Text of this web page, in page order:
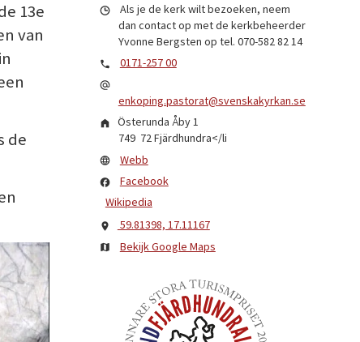
13e
van
de
Als je de kerk wilt bezoeken, neem
dan contact op met de kerkbeheerder
Yvonne Bergsten op tel. 070-582 82 14
0171-257 00
enkoping.pastorat@svenskakyrkan.se
Österunda Åby 1
749 72Fjärdhundra</li
Webb
Facebook
Wikipedia
59.81398, 17.11167
Bekijk Google Maps